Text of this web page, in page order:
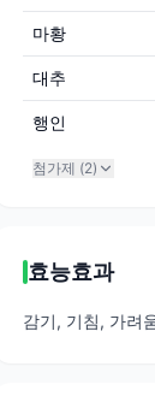
마황
대추
행인
첨가제 (2)
효능효과
감기, 기침, 가려